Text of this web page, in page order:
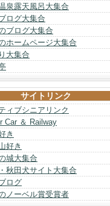
泉露天風呂大集合
ログ大集合
ブログ大集合
ホームページ大集合
大集合
サイトリンク
ィブシニアリンク
Car ＆ Railway
き
好き
城大集合
秋田犬サイト大集合
ログ
ノーベル賞受賞者